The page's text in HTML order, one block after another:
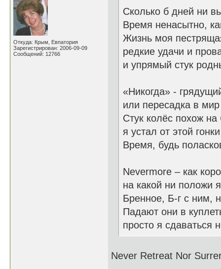
Откуда: Крым, Евпатория
Зарегистрирован: 2006-09-09
Сообщений: 12766
Сколько б дней ни
Время ненасытно,
Жизнь моя
редкие удачи и
и упрямый стук
«Никогда» -
или пересадка в
Стук колёс похож
я устал от этой
Время, будь
Nevermore – как
на какой ни положи
Бренное, Б-г с ним,
Падают они в
просто я сдаваться
Never Retreat Nor